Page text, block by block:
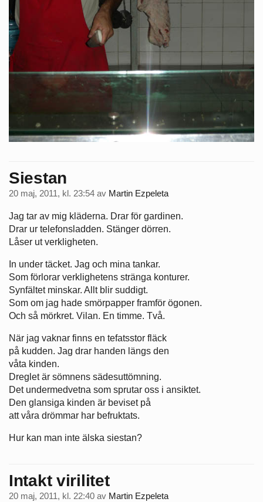
Siestan
20 maj, 2011, kl. 23:54 av Martin Ezpeleta
Jag tar av mig kläderna. Drar för gardinen.
Drar ur telefonsladden. Stänger dörren.
Låser ut verkligheten.
In under täcket. Jag och mina tankar.
Som förlorar verklighetens stränga konturer.
Synfältet minskar. Allt blir suddigt.
Som om jag hade smörpapper framför ögonen.
Och så mörkret. Vilan. En timme. Två.
När jag vaknar finns en tefatsstor fläck
på kudden. Jag drar handen längs den
våta kinden.
Dreglet är sömnens sädesuttömning.
Det undermedvetna som sprutar oss i ansiktet.
Den glansiga kinden är beviset på
att våra drömmar har befruktats.
Hur kan man inte älska siestan?
Intakt virilitet
20 maj, 2011, kl. 22:40 av Martin Ezpeleta